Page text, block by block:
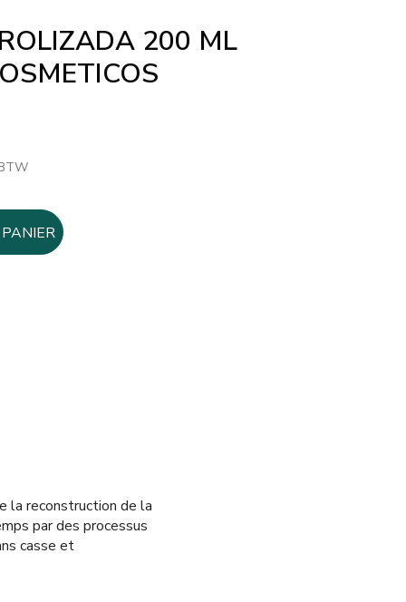
200 ML
la reconstruction de la
par des processus
casse et